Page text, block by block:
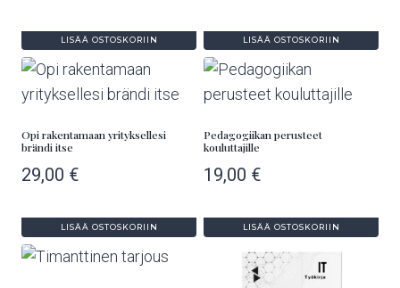
LISÄÄ OSTOSKORIIN LISÄÄ OSTOSKORIIN
Opi rakentamaan yrityksellesi
brändi itse
29,00 €
LISÄÄ OSTOSKORIIN
Pedagogiikan perusteet
kouluttajille
19,00 €
LISÄÄ OSTOSKORIIN